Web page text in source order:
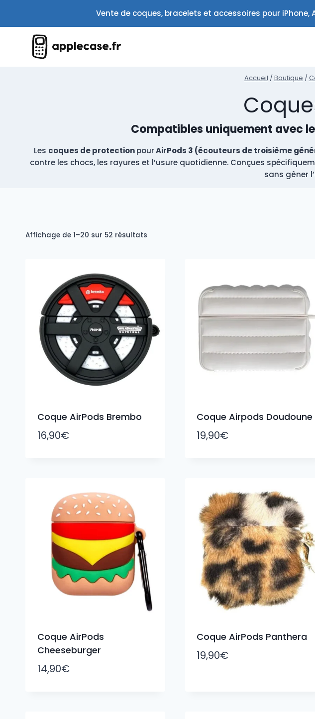
contenu
Vente de coques, bracelets et accessoires pour
Accueil / Boutique /
Compatibles uniquement avec
Les coques de protectionpourAirPods 3 (écouteurs de troisième
contre les chocs, les rayures et l’usure quotidienne. Conçues
sans gêner
Affichage de 1–20 sur 52 résultats
plus
ancien
Coque AirPods Brembo
16,90€
Coque Airpods Doudoune
19,90€
Coque AirPods
Cheeseburger
14,90€
Coque AirPods Panthera
19,90€